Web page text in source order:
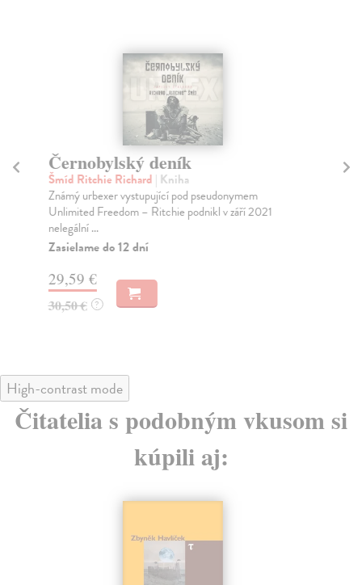
Černobylský deník
Šmíd Ritchie Richard | Kniha
Známý urbexer vystupující pod pseudonymem
Unlimited Freedom – Ritchie podnikl v září 2021
nelegální ...
Zasielame do 12 dní
29,59 €
30,50 € ?
High-contrast mode
Čitatelia s podobným vkusom si
kúpili aj: